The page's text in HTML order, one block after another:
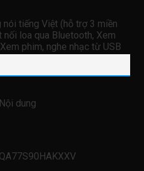
tiếng Việt (hỗ trợ 3 miền
nối loa qua Bluetooth, Xem
phim, nghe nhạc từ USB
Nội dung
QA77S90HAKXXV